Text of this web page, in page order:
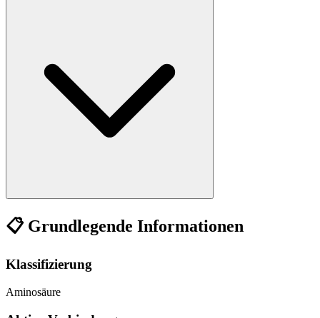
📋 Grundlegende Informationen
Klassifizierung
Aminosäure